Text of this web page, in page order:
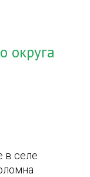
округа
в селе